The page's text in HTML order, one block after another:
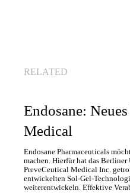
RELATED
Endosane:
Medical
Endosane Pharmaceuticals
machen. Hierfür hat das
PreveCeutical Medical Inc.
entwickelten Sol-Gel-
weiterentwickeln. Effektive